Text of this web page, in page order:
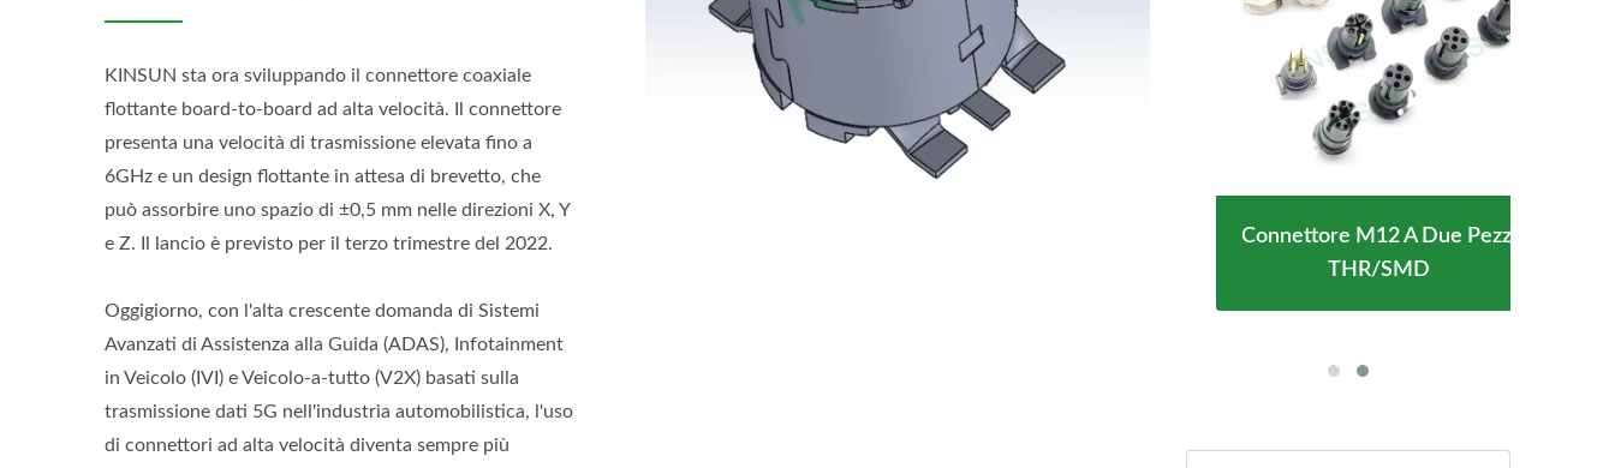
KINSUN sta ora sviluppando il connettore coaxiale
flottante board-to-board ad alta velocità. Il connettore
presenta una velocità di trasmissione elevata fino a
6GHz e un design flottante in attesa di brevetto, che
può assorbire uno spazio di ±0,5 mm nelle direzioni X, Y
e Z. Il lancio è previsto per il terzo trimestre del 2022.
Oggigiorno, con l'alta crescente domanda di Sistemi
Avanzati di Assistenza alla Guida (ADAS), Infotainment
in Veicolo (IVI) e Veicolo-a-tutto (V2X) basati sulla
trasmissione dati 5G nell'industria automobilistica, l'uso
di connettori ad alta velocità diventa sempre più
Connettore USB Tipo-C
Connettore M12 A Due Pezzi
Connettore M12 A Due Pezzi
THR/SMD